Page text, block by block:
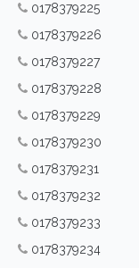
0178379225
0178379226
0178379227
0178379228
0178379229
0178379230
0178379231
0178379232
0178379233
0178379234